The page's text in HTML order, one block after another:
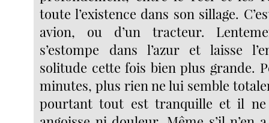
toute l’existence dans son sillage.
avion, ou d’un tracteur.
s’estompe dans l’azur et laisse
solitude cette fois bien plus grande.
minutes, plus rien ne lui semble
pourtant tout est tranquille et il ne